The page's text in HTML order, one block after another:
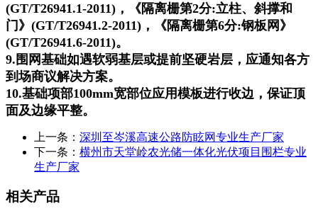
(GT/T26941.1-2011)，《隔离栅第2分:立柱、斜撑和
门》(GT/T26941.2-2011)，《隔离栅第6分:钢板网》
(GT/T26941.6-2011)。
9.围网基础如遇软弱基层或提前坚硬岩层，应通知各方
到场商议解决方案。
10.基础项部100mm宽部位应用模板进行收边，保证顶
面及边缘平整。
上一条： 深圳至岑溪高速公路防眩网专业生产厂家
下一条： 横州市天堂岭农光储一体化光伏项目围栏专业
生产厂家
相关产品